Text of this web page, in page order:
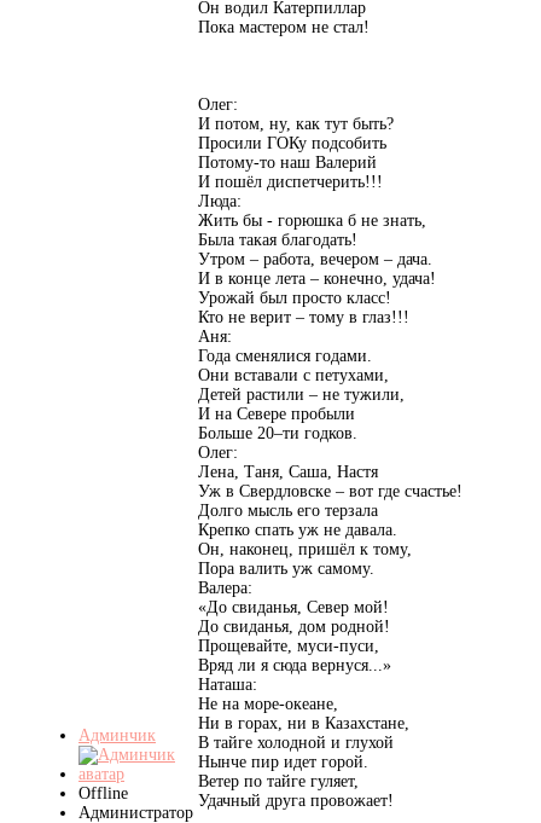
Админчик
Offline
Администратор
Он водил Катерпиллар
Пока мастером не стал!
Олег:
И потом, ну, как тут быть?
Просили ГОКу подсобить
Потому-то наш Валерий
И пошёл диспетчерить!!!
Люда:
Жить бы - горюшка б не знать,
Была такая благодать!
Утром – работа, вечером – дача.
И в конце лета – конечно, удача!
Урожай был просто класс!
Кто не верит – тому в глаз!!!
Аня:
Года сменялися годами.
Они вставали с петухами,
Детей растили – не тужили,
И на Севере пробыли
Больше 20–ти годков.
Олег:
Лена, Таня, Саша, Настя
Уж в Свердловске – вот где счастье!
Долго мысль его терзала
Крепко спать уж не давала.
Он, наконец, пришёл к тому,
Пора валить уж самому.
Валера:
«До свиданья, Север мой!
До свиданья, дом родной!
Прощевайте, муси-пуси,
Вряд ли я сюда вернуся...»
Наташа:
Не на море-океане,
Ни в горах, ни в Казахстане,
В тайге холодной и глухой
Нынче пир идет горой.
Ветер по тайге гуляет,
Удачный друга провожает!